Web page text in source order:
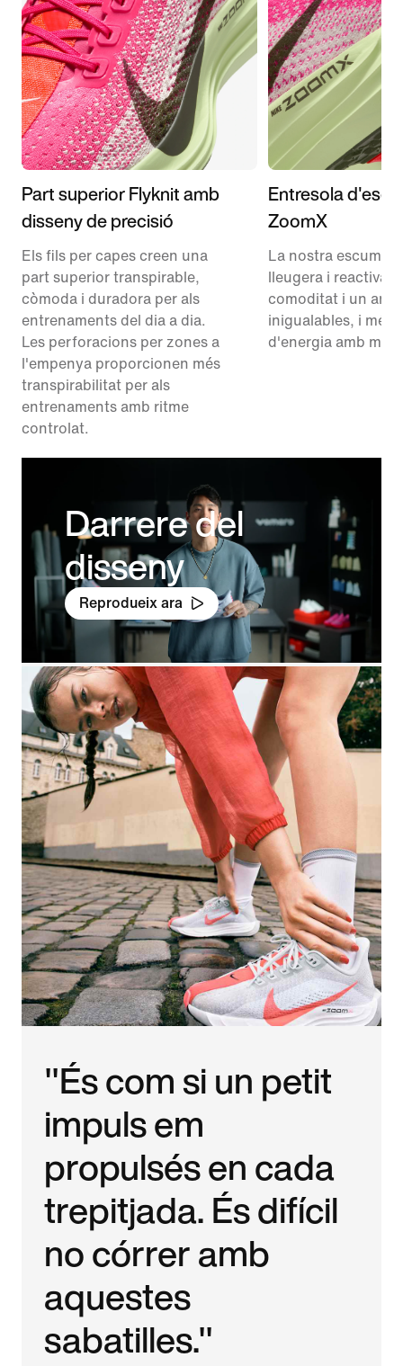
Part superior Flyknit amb
disseny de precisió
Els fils per capes creen una
part superior transpirable,
còmoda i duradora per als
entrenaments del dia a dia.
Les perforacions per zones a
l'empenya proporcionen més
transpirabilitat per als
entrenaments amb ritme
controlat.
Entresola
ZoomX
La nostra escuma
lleugera i reactiva
comoditat i un
inigualables, i més
d'energia amb
Darrere del
disseny
Reprodueix ara
"És com si un petit
impuls em
propulsés en cada
trepitjada. És difícil
no córrer amb
aquestes
sabatilles."